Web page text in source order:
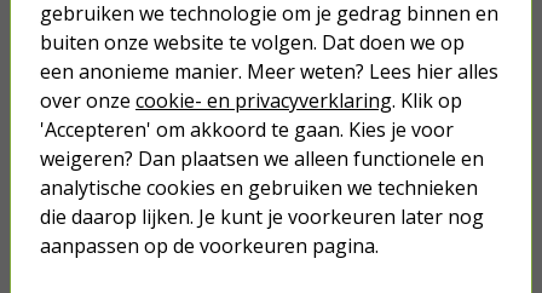
bijvoorbeeld makkelijker een verdieping kunt overbruggen.
Meetapparatuur: afstand meten en kabels testen
Met een meetlint ofrolmaatkun jij heel eenvoudig ruimtes of
producten opmeten. Dit type meetapparatuur mag daarom niet
ontbreken in jouw gereedschapskist. Zo kun je namelijk vooral
bepalen of dat meubel wat jij op het oog hebt wel op die ene
plek past.
Daarnaast is ermeetapparatuur
om te controleren of een kabel
op de juiste manier werkt. Heb jij bijvoorbeeld zelf de
gebruiken we technologie om je gedrag binnen en
buiten onze website te volgen. Dat doen we op
een anonieme manier. Meer weten? Lees hier alles
over onze cookie- en privacyverklaring. Klik op
'Accepteren' om akkoord te gaan. Kies je voor
weigeren? Dan plaatsen we alleen functionele en
analytische cookies en gebruiken we technieken
die daarop lijken. Je kunt je voorkeuren later nog
aanpassen op de voorkeuren pagina.